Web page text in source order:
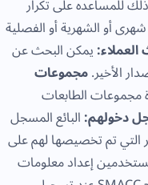
للمساعده على تكرار
أو الشهرية أو الفصلية
العملاء:يمكن البحث عن
الأخير.مجموعات
الطابعات
دخولهم:البائع المسجل
التي تم تخصيصها لهم على
إعداد معلومات